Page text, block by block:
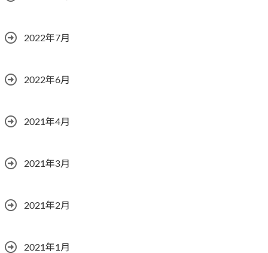
2022年7月
2022年6月
2021年4月
2021年3月
2021年2月
2021年1月